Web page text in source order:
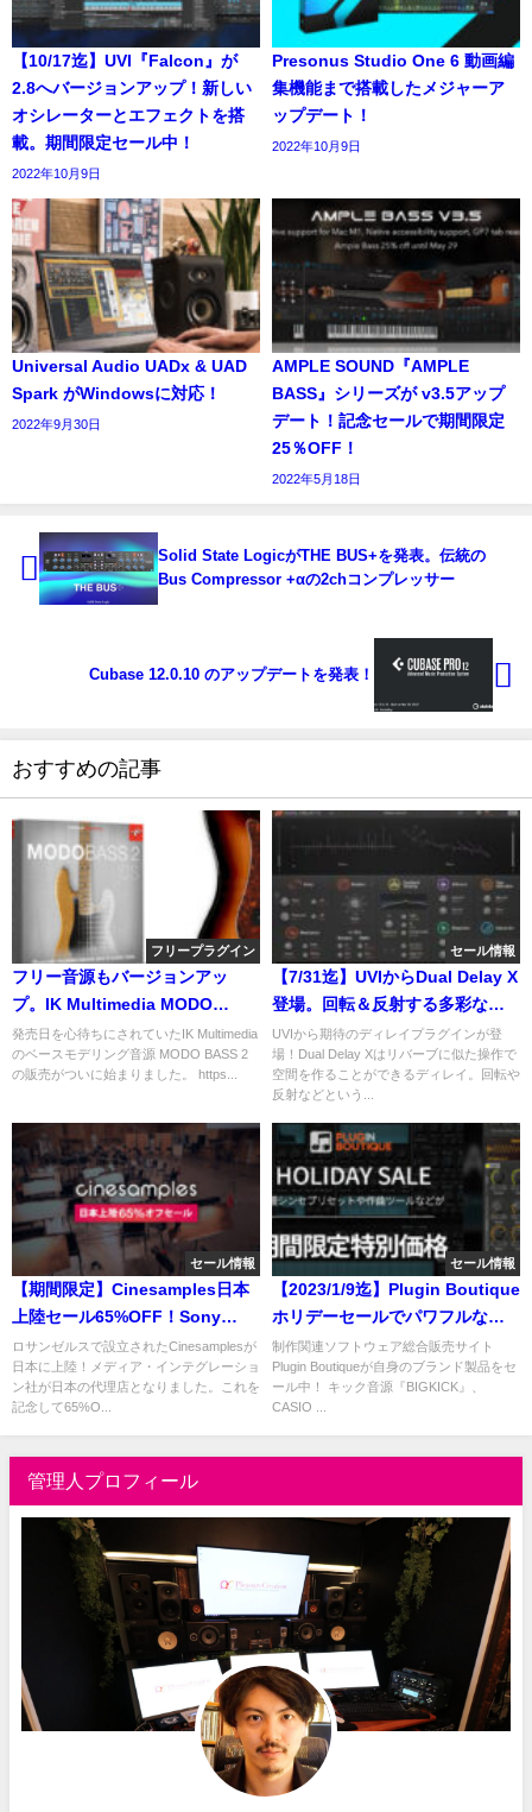
【10/17迄】UVI『Falcon』が
2.8へバージョンアップ！新しい
オシレーターとエフェクトを搭
載。期間限定セール中！
2022年10月9日
Presonus Studio One 6 動画編
集機能まで搭載したメジャーア
ップデート！
2022年10月9日
Universal Audio UADx & UAD
Spark がWindowsに対応！
2022年9月30日
AMPLE SOUND『AMPLE
BASS』シリーズが v3.5アップ
デート！記念セールで期間限定
25％OFF！
2022年5月18日
Solid State LogicがTHE BUS+を発表。伝統の
Bus Compressor +αの2chコンプレッサー
Cubase 12.0.10 のアップデートを発表！
おすすめの記事
フリープラグイン
フリー音源もバージョンアッ
プ。IK Multimedia MODO
BASS 2 CS が登場！
発売日を心待ちにされていたIK Multimedia
のベースモデリング音源 MODO BASS 2
の販売がついに始まりました。 https...
セール情報
【7/31迄】UVIからDual Delay X
登場。回転＆反射する多彩なデ
ィレイプラグインが期間限定特
価！
UVIから期待のディレイプラグインが登
場！Dual Delay Xはリバーブに似た操作で
空間を作ることができるディレイ。回転や
反射などという...
セール情報
【期間限定】Cinesamples日本
上陸セール65%OFF！Sony
Scoring Stage収録のハリウッド
サウンドで収録されたオーケス
トラ/シネマティック音源
ロサンゼルスで設立されたCinesamplesが
日本に上陸！メディア・インテグレーショ
ン社が日本の代理店となりました。これを
記念して65%O...
セール情報
【2023/1/9迄】Plugin Boutique
ホリデーセールでパワフルな音
源3種と拡張パックが最大
63%OFF！
制作関連ソフトウェア総合販売サイト
Plugin Boutiqueが自身のブランド製品をセ
ール中！ キック音源『BIGKICK』、
CASIO ...
管理人プロフィール